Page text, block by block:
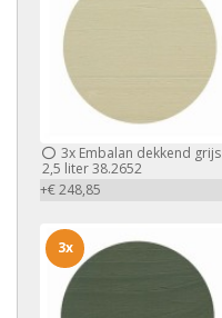
3x Embalan dekkend grijs
2,5 liter 38.2652
+€ 248,85
3x